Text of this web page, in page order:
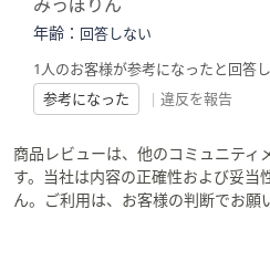
年齢： 回答しない
1人のお客様が参考になったと回答
参考になった
| 違反を報告
商品レビューは、他のコミュニティ
す。当社は内容の正確性および妥当
ん。ご利用は、お客様の判断でお願